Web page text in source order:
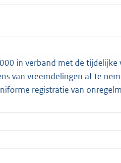
in verband met de tijdelijke
van vreemdelingen af te
registratie van